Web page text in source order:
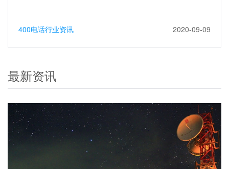
400电话行业资讯 2020-09-09
最新资讯